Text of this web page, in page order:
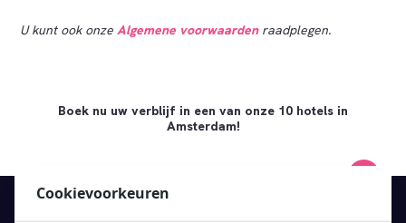
U kunt ook onzeAlgemene voorwaardenraadplegen.
Boek nu uw verblijf in een van onze 10 hotels in
Amsterdam!
Cookievoorkeuren